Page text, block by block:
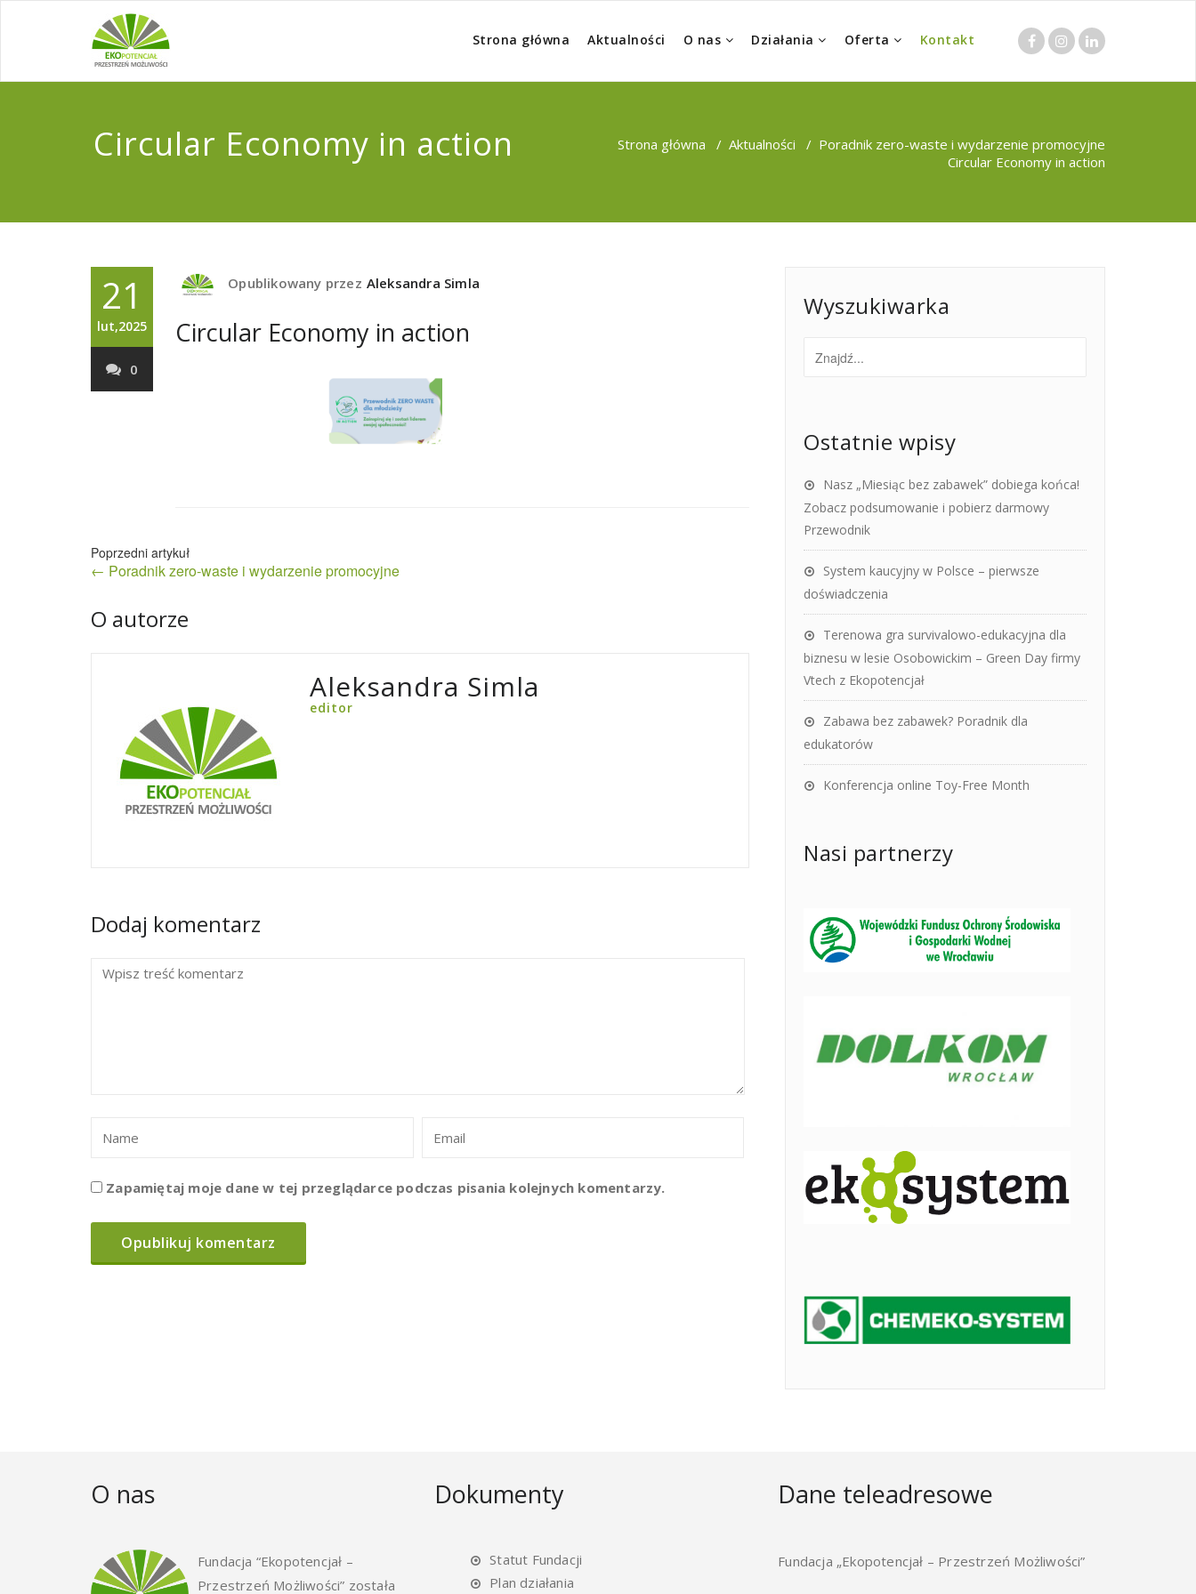
Strona główna Aktualności O nas Działania Oferta Kontakt
Circular Economy in action Strona główna / Aktualności / Poradnik zero-waste i wydarzenie promocyjne
Circular Economy in action
21
lut,2025
0
Opublikowany przez Aleksandra Simla
Circular Economy in action
Nawigacja
wpisu
← Poradnik zero-waste i wydarzenie promocyjne
O autorze
Aleksandra Simla
editor
Dodaj komentarz
Zapamiętaj moje dane w tej przeglądarce podczas pisania kolejnych komentarzy.
Wyszukiwarka
Ostatnie wpisy
Nasz „Miesiąc bez zabawek” dobiega końca!
Zobacz podsumowanie i pobierz darmowy
Przewodnik
System kaucyjny w Polsce – pierwsze
doświadczenia
Terenowa gra survivalowo-edukacyjna dla
biznesu w lesie Osobowickim – Green Day firmy
Vtech z Ekopotencjał
Zabawa bez zabawek? Poradnik dla
edukatorów
Konferencja online Toy-Free Month
Nasi partnerzy
O nas
Fundacja “Ekopotencjał –
Przestrzeń Możliwości” została
Dokumenty
Statut Fundacji
Plan działania
Dane teleadresowe
Fundacja „Ekopotencjał – Przestrzeń Możliwości”